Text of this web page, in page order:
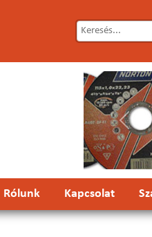
Előző
Rólunk Kapcsolat